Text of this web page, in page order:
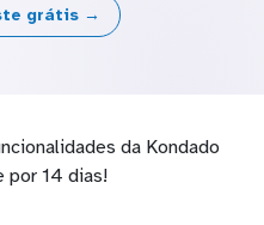
grátis →
da Kondado
por 14 dias!